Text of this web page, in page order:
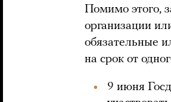
Помимо этого,
организации
обязательные
на срок от
9 июня